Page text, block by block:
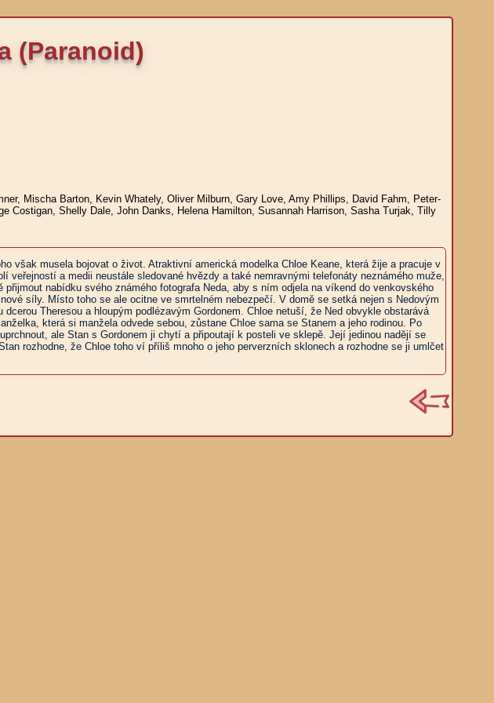
(Paranoid)
Mischa Barton, Kevin Whately, Oliver Milburn, Gary Love, Amy Phillips, David Fahm, Peter-
Costigan, Shelly Dale, John Danks, Helena Hamilton, Susannah Harrison, Sasha Turjak, Tilly
však musela bojovat o život. Atraktivní americká modelka Chloe Keane, která žije a pracuje v
a medii neustále sledované hvězdy a také nemravnými telefonáty neznámého muže,
nabídku svého známého fotografa Neda, aby s ním odjela na víkend do venkovského
síly. Místo toho se ale ocitne ve smrtelném nebezpečí. V domě se setká nejen s Nedovým
Theresou a hloupým podlézavým Gordonem. Chloe netuší, že Ned obvykle obstarává
která si manžela odvede sebou, zůstane Chloe sama se Stanem a jeho rodinou. Po
ale Stan s Gordonem ji chytí a připoutají k posteli ve sklepě. Její jedinou nadějí se
rozhodne, že Chloe toho ví příliš mnoho o jeho perverzních sklonech a rozhodne se ji umlčet